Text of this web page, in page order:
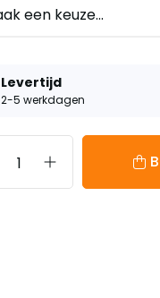
Levertijd
2-5 werkdagen